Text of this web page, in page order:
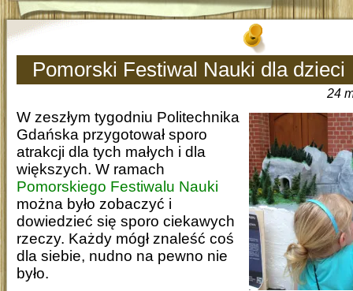
Pomorski Festiwal Nauki dla dzieci
24
W zeszłym tygodniu Politechnika
Gdańska przygotował sporo
atrakcji dla tych małych i dla
większych. W ramach
Pomorskiego Festiwalu Nauki
można było zobaczyć i
dowiedzieć się sporo ciekawych
rzeczy. Każdy mógł znaleść coś
dla siebie, nudno na pewno nie
było.